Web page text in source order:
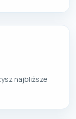
najbliższe